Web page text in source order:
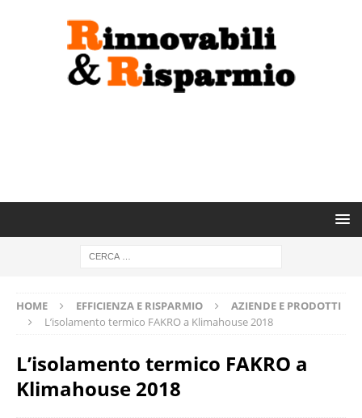
HOME EFFICIENZA E RISPARMIO
AZIENDE E PRODOTTI
L’isolamento termico FAKRO a Klimahouse 2018
L’isolamento termico FAKRO a
Klimahouse 2018